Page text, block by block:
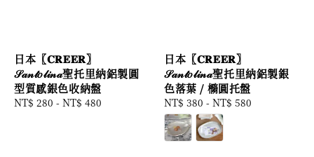
日本〖𝐂𝐑𝐄𝐄𝐑〗
𝒮𝒶𝓃𝓉𝑜𝓁𝒾𝓃𝒶聖托里納鋁製圓
型質感銀色收納盤
Regular
NT$ 280 - NT$ 480
日本〖𝐂𝐑𝐄𝐄𝐑〗
𝒮𝒶𝓃𝓉𝑜𝓁𝒾𝓃𝒶聖托里納鋁製銀
色落葉 / 橢圓托盤
Regular
price
NT$ 380 - NT$ 580